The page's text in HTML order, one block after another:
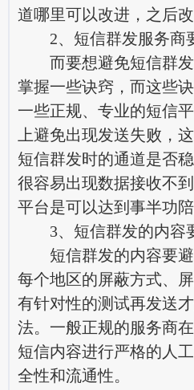
道哪里可以改进，之后改
2、短信群发服务商
而要想避免短信群发
掌握一些诀窍，而这些
一些正规、专业的短信
上避免出现发送失败，
短信群发时的通道是否
很容易出现数据接收不
平台是可以达到事半功陪
3、短信群发的内容
短信群发的内容要避
每个地区的屏蔽方式、
有针对性的测试再发送
法。一般正规的服务商
短信内容进行严格的人
全性和流通性。